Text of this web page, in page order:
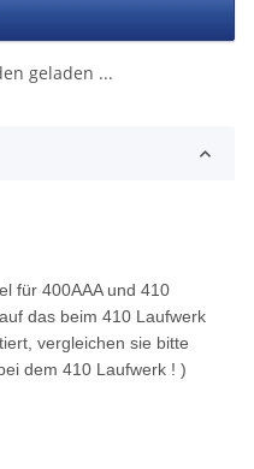
geladen ...
für 400AAA und 410
das beim 410 Laufwerk
vergleichen sie bitte
dem 410 Laufwerk ! )